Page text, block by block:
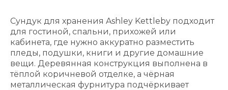
Сундук для хранения Ashley Kettleby подходит
для гостиной, спальни, прихожей или
кабинета, где нужно аккуратно разместить
пледы, подушки, книги и другие домашние
вещи. Деревянная конструкция выполнена в
тёплой коричневой отделке, а чёрная
металлическая фурнитура подчёркивает